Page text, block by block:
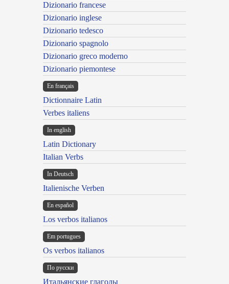
Dizionario francese
Dizionario inglese
Dizionario tedesco
Dizionario spagnolo
Dizionario greco moderno
Dizionario piemontese
En français
Dictionnaire Latin
Verbes italiens
In english
Latin Dictionary
Italian Verbs
In Deutsch
Italienische Verben
En español
Los verbos italianos
Em portugues
Os verbos italianos
По русски
Итальянские глаголы